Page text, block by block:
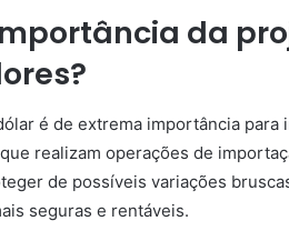
da
é de extrema importância
realizam operações de
de possíveis variações
seguras e rentáveis.